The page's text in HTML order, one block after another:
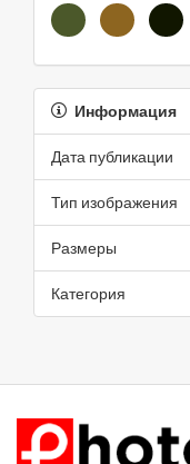
Информация
Дата публикации
Тип изображения
Размеры
Категория